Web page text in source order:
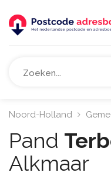
Noord-Holland
Pand
Alkmaar